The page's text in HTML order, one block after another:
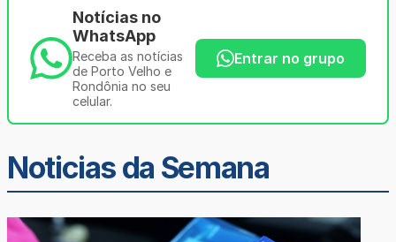
Notícias no
WhatsApp
Receba as notícias
de Porto Velho e
Rondônia no seu
celular.
Entrar no grupo
Noticias da Semana